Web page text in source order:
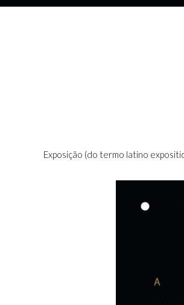
Exposição (do termo latino